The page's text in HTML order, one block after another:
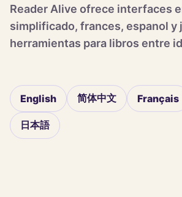
Reader Alive ofrece interfaces
simplificado, frances, espanol y
herramientas para libros entre
English 简体中文 Français
日本語